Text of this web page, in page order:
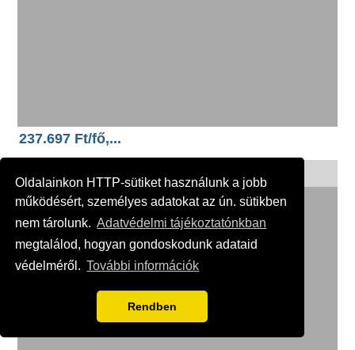
Oldalainkon HTTP-sütiket használunk a jobb
működésért, személyes adatokat az ún. sütikben
nem tárolunk. Adatvédelmi tájékoztatónkban
megtalálod, hogyan gondoskodunk adataid
védelméről. További információk
Rendben
237.697 Ft/fő,...